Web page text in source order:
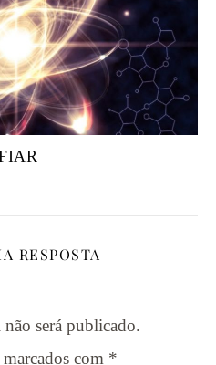
RESPOSTA
será publicado.
com *